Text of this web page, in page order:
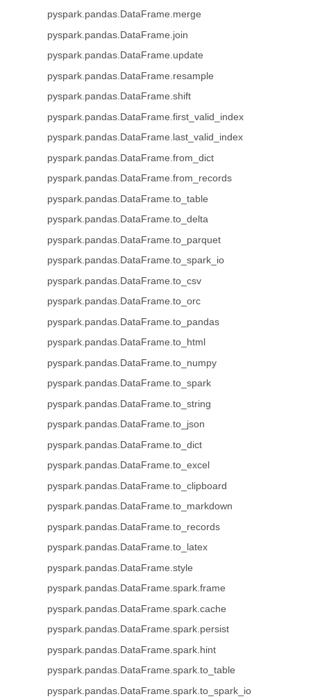
pyspark.pandas.DataFrame.merge
pyspark.pandas.DataFrame.join
pyspark.pandas.DataFrame.update
pyspark.pandas.DataFrame.resample
pyspark.pandas.DataFrame.shift
pyspark.pandas.DataFrame.first_valid_index
pyspark.pandas.DataFrame.last_valid_index
pyspark.pandas.DataFrame.from_dict
pyspark.pandas.DataFrame.from_records
pyspark.pandas.DataFrame.to_table
pyspark.pandas.DataFrame.to_delta
pyspark.pandas.DataFrame.to_parquet
pyspark.pandas.DataFrame.to_spark_io
pyspark.pandas.DataFrame.to_csv
pyspark.pandas.DataFrame.to_orc
pyspark.pandas.DataFrame.to_pandas
pyspark.pandas.DataFrame.to_html
pyspark.pandas.DataFrame.to_numpy
pyspark.pandas.DataFrame.to_spark
pyspark.pandas.DataFrame.to_string
pyspark.pandas.DataFrame.to_json
pyspark.pandas.DataFrame.to_dict
pyspark.pandas.DataFrame.to_excel
pyspark.pandas.DataFrame.to_clipboard
pyspark.pandas.DataFrame.to_markdown
pyspark.pandas.DataFrame.to_records
pyspark.pandas.DataFrame.to_latex
pyspark.pandas.DataFrame.style
pyspark.pandas.DataFrame.spark.frame
pyspark.pandas.DataFrame.spark.cache
pyspark.pandas.DataFrame.spark.persist
pyspark.pandas.DataFrame.spark.hint
pyspark.pandas.DataFrame.spark.to_table
pyspark.pandas.DataFrame.spark.to_spark_io